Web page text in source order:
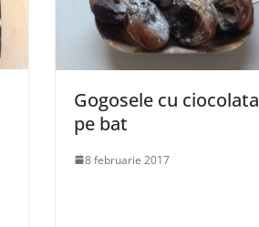
Gogosele cu ciocolata
pe bat
8 februarie 2017